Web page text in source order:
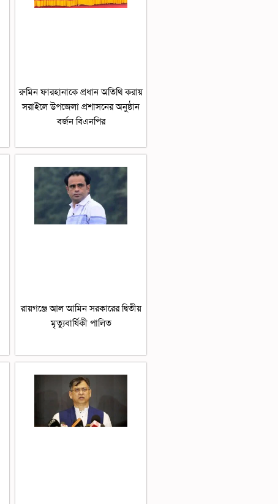
রুমিন ফারহানাকে প্রধান অতিথি করায়
সরাইলে উপজেলা প্রশাসনের অনুষ্ঠান
বর্জন বিএনপির
রায়গঞ্জে আল আমিন সরকারের দ্বিতীয়
মৃত্যুবার্ষিকী পালিত